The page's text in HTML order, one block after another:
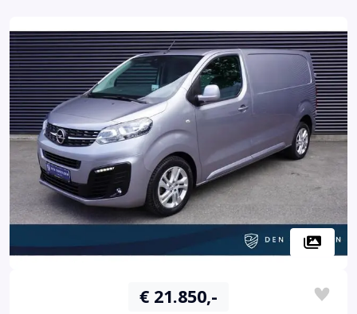
€ 21.850,-